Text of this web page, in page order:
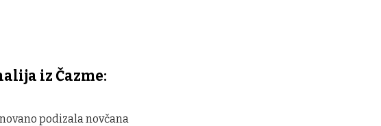
iz Čazme:
podizala novčana